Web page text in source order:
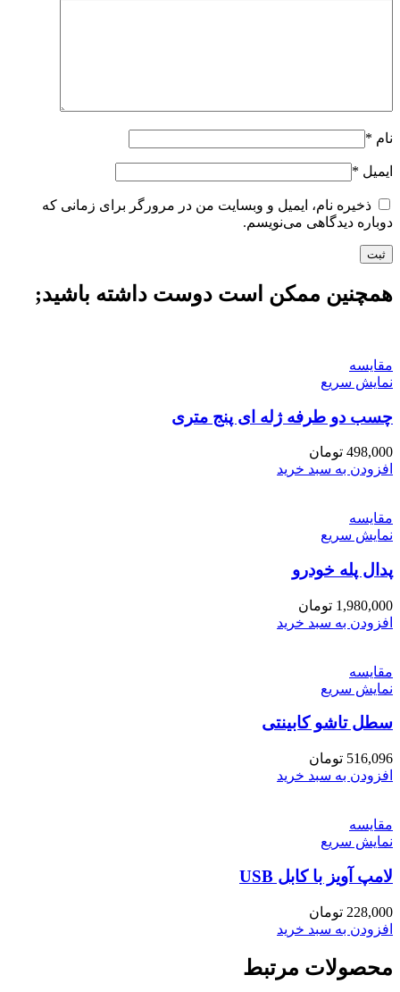
نام *
ایمیل *
ذخیره نام، ایمیل و وبسایت من در مرورگر برای زمانی که
دوباره دیدگاهی می‌نویسم.
همچنین ممکن است دوست داشته باشید;
مقايسه
نمایش سریع
چسب دو طرفه ژله ای پنج متری
498,000 تومان
افزودن به سبد خرید
مقايسه
نمایش سریع
پدال پله خودرو
1,980,000 تومان
افزودن به سبد خرید
مقايسه
نمایش سریع
سطل تاشو کابینتی
516,096 تومان
افزودن به سبد خرید
مقايسه
نمایش سریع
لامپ آویز با کابل USB
228,000 تومان
افزودن به سبد خرید
محصولات مرتبط